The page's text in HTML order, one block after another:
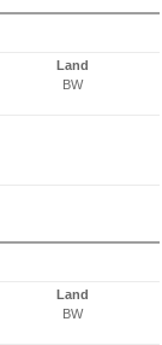
Land
BW
Land
BW